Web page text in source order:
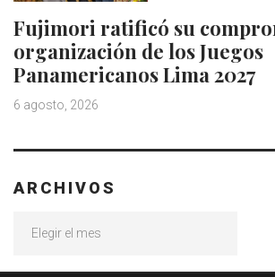
Fujimori ratificó su
organización de los Juegos
Panamericanos Lima 2027
6 agosto, 2026
ARCHIVOS